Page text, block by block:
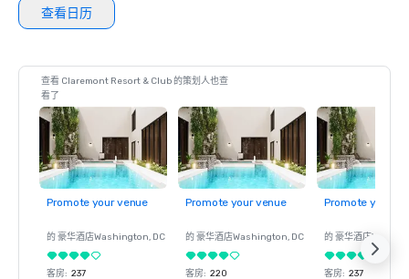
查看日历
查看 Claremont Resort & Club 的策划人也查
看了
Promote your venue
的 豪华酒店Washington, DC
客房: 237
Promote your venue
的 豪华酒店Washington, DC
客房: 220
Promote your
的 豪华酒店
客房: 237